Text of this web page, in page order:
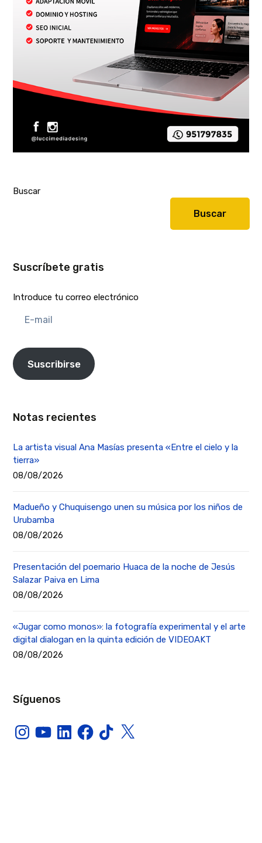
Buscar
Buscar
Suscríbete gratis
Introduce tu correo electrónico
mail
Suscribirse
Notas recientes
La artista visual Ana Masías presenta «Entre el cielo y la
tierra»
08/08/2026
Madueño y Chuquisengo unen su música por los niños de
Urubamba
08/08/2026
Presentación del poemario Huaca de la noche de Jesús
Salazar Paiva en Lima
08/08/2026
«Jugar como monos»: la fotografía experimental y el arte
digital dialogan en la quinta edición de VIDEOAKT
08/08/2026
Síguenos
InstagramYouTubeLinkedInFacebook
TikTokX